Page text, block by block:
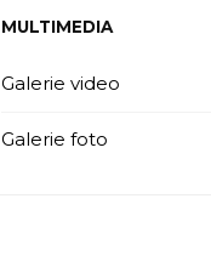
MULTIMEDIA
Galerie video
Galerie foto